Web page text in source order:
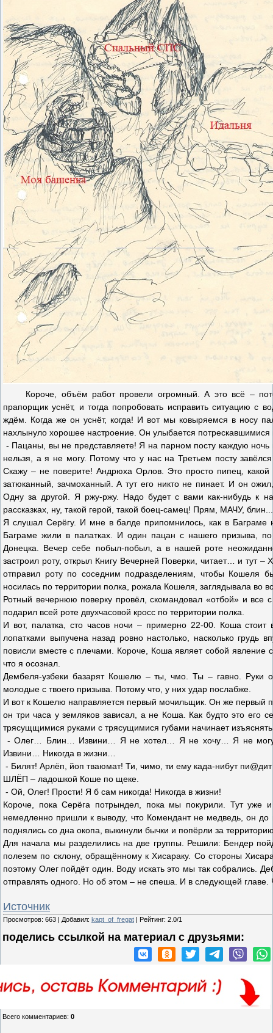
Короче, объём работ провели огромный. А это всё –
прапорщик уснёт, и тогда попробовать исправить ситуацию
ждём. Когда же он уснёт, когда! И вот мы ковыряемся в носу
нахлынуло хорошее настроение. Он улыбается
- Пацаны, вы не представляете! Я на парном посту каждую ночь
нельзя, а я не могу. Потому что у нас на Третьем посту
Скажу – не поверите! Андрюха Орлов. Это просто пипец,
затюканный, зачмоханный. А тут его никто не пинает. И он
Одну за другой. Я ржу-ржу. Надо будет с вами как-нибудь к
рассказках, ну, такой герой, такой боец-самец! Прям, МАЧУ,
Я слушал Серёгу. И мне в балде припомнилось, как в
Баграме жили в палатках. И один пацан с нашего призыва,
Донецка. Вечер себе побыл-побыл, а в нашей роте
застроил роту, открыл Книгу Вечерней Поверки, читает… и тут
отправил роту по соседним подразделениям, чтобы Кошеля
носилась по территории полка, рожала Кошеля, заглядывала во
Ротный вечернюю поверку провёл, скомандовал «отбой» и все
подарил всей роте двухчасовой кросс по территории полка.
И вот, палатка, сто часов ночи – примерно 22-00. Коша
лопатками выпучена назад ровно настолько, насколько
повисли вместе с плечами. Короче, Коша являет собой
что я осознал.
Дембеля-узбеки базарят Кошелю – ты, чмо. Ты – гавно. Руки
молодые с твоего призыва. Потому что, у них удар послабже.
И вот к Кошелю направляется первый мочильщик. Он же первый
он три часа у земляков зависал, а не Коша. Как будто это
трясущщимися руками с трясущимися губами начинает
- Олег… Блин… Извини… Я не хотел… Я не хочу… Я не
Извини… Никогда в жизни…
- Билят! Арлёп, йоп тваюмат! Ти, чимо, ти ему када-нибут
ШЛЁП – ладошкой Коше по щеке.
- Ой, Олег! Прости! Я б сам никогда! Никогда в жизни!
Короче, пока Серёга потрындел, пока мы покурили. Тут
немедленно пришли к выводу, что Комендант не медведь, он
поднялись со дна окопа, выкинули бычки и попёрли за
Для начала мы разделились на две группы. Решили: Бендер
полезем по склону, обращённому к Хисараку. Со стороны
поэтому Олег пойдёт один. Воду искать это мы так собрались.
отправлять одного. Но об этом – не спеша. И в следующей главе.
Источник
Просмотров: 663 | Добавил: kapt_of_fregat | Рейтинг: 2.0/1
поделись ссылкой на материал c друзьями:
Всего комментариев: 0